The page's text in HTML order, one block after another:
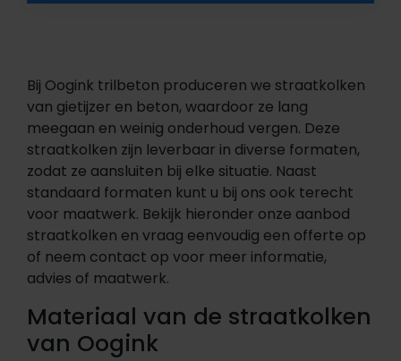
Bij Oogink trilbeton produceren we straatkolken
van gietijzer en beton, waardoor ze lang
meegaan en weinig onderhoud vergen. Deze
straatkolken zijn leverbaar in diverse formaten,
zodat ze aansluiten bij elke situatie. Naast
standaard formaten kunt u bij ons ook terecht
voor maatwerk. Bekijk hieronder onze aanbod
straatkolken en vraag eenvoudig een offerte op
of neem contact op voor meer informatie,
advies of maatwerk.
Materiaal van de straatkolken
van Oogink